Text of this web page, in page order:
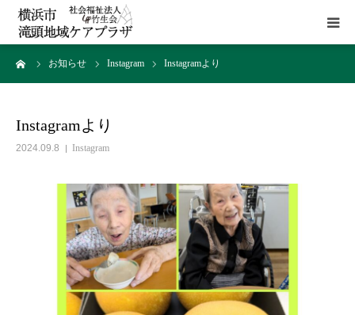
お知らせ Instagram Instagramより
Instagramより
2024.09.8 Instagram
HOME
施設概要
貸室
アクセス